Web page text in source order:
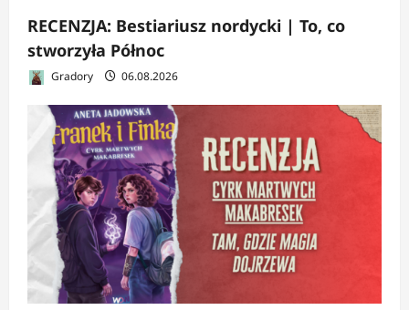
RECENZJA: Bestiariusz nordycki | To, co
stworzyła Północ
Gradory 06.08.2026